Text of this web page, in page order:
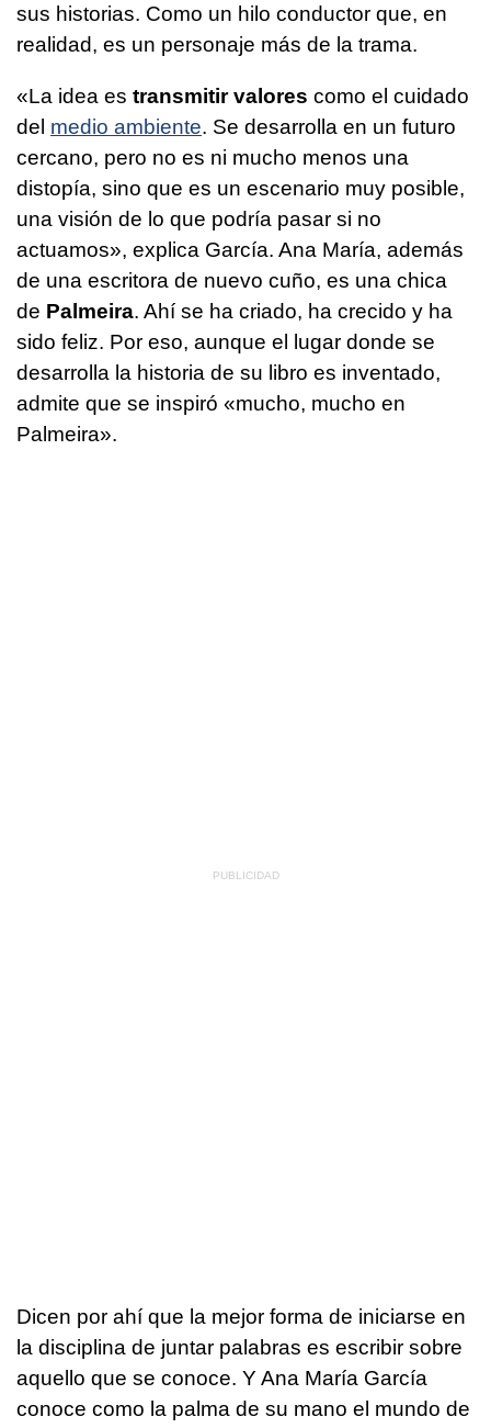
sus historias. Como un hilo conductor que, en
realidad, es un personaje más de la trama.
«La idea es transmitir valores como el cuidado
del medio ambiente. Se desarrolla en un futuro
cercano, pero no es ni mucho menos una
distopía, sino que es un escenario muy posible,
una visión de lo que podría pasar si no
actuamos», explica García. Ana María, además
de una escritora de nuevo cuño, es una chica
de Palmeira. Ahí se ha criado, ha crecido y ha
sido feliz. Por eso, aunque el lugar donde se
desarrolla la historia de su libro es inventado,
admite que se inspiró «mucho, mucho en
Palmeira».
Dicen por ahí que la mejor forma de iniciarse en
la disciplina de juntar palabras es escribir sobre
aquello que se conoce. Y Ana María García
conoce como la palma de su mano el mundo de